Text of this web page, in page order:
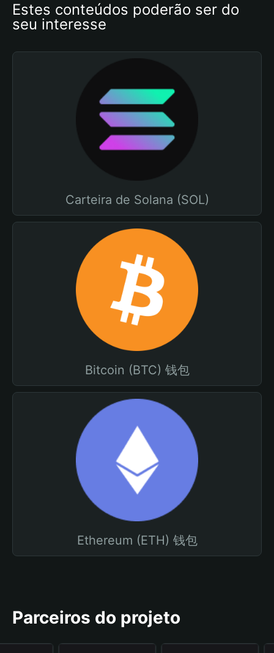
Estes conteúdos poderão ser do
seu interesse
Carteira de Solana (SOL)
Bitcoin (BTC) 钱包
Ethereum (ETH) 钱包
Parceiros do projeto